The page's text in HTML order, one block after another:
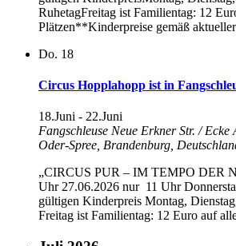
RuhetagFreitag ist Familientag: 12
Plätzen**Kinderpreise gemäß
Do. 18
Circus Hopplahopp ist in
18.Juni - 22.Juni
Fangschleuse Neue Erkner Str. / Ecke
Oder-Spree, Brandenburg,
„CIRCUS PUR – IM TEMPO DER
Uhr 27.06.2026 nur 11 Uhr
gültigen Kinderpreis Montag,
Freitag ist Familientag: 12 Euro auf